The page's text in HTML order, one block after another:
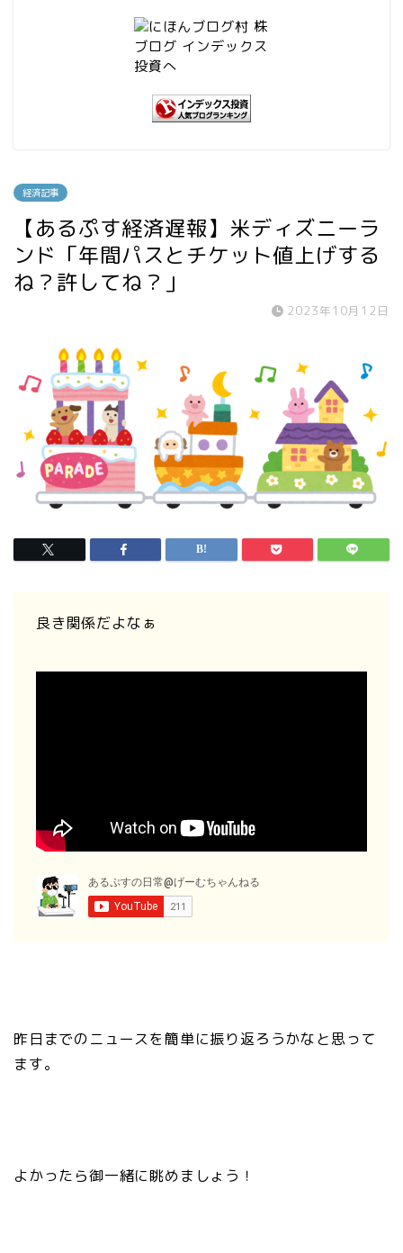
経済記事
【あるぷす経済遅報】米ディズニーラ
ンド「年間パスとチケット値上げする
ね？許してね？」
2023年10月12日
良き関係だよなぁ
昨日までのニュースを簡単に振り返ろうかなと思って
ます。
よかったら御一緒に眺めましょう！